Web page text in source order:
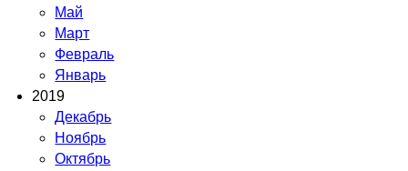
Май
Март
Февраль
Январь
2019
Декабрь
Ноябрь
Октябрь